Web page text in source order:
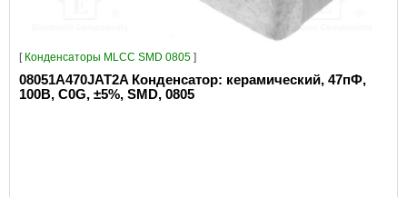
[ Конденсаторы MLCC SMD 0805 ]
08051A470JAT2A Конденсатор: керамический, 47пФ,
100В, C0G, ±5%, SMD, 0805